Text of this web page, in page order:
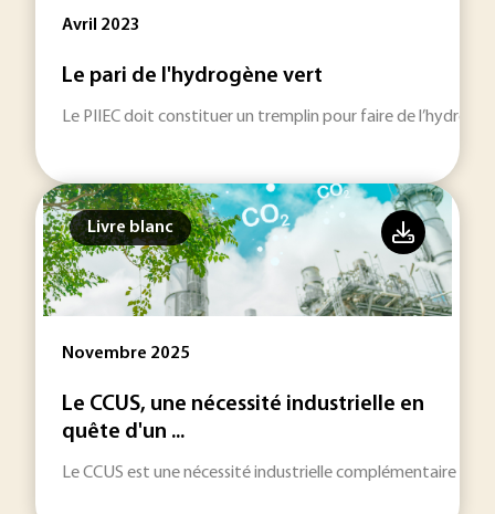
Avril 2023
Le pari de l'hydrogène vert
Le PIIEC doit constituer un tremplin pour faire de
Livre blanc
Novembre 2025
Le CCUS, une nécessité industrielle en
quête d'un ...
Le CCUS est une nécessité industrielle complémentaire